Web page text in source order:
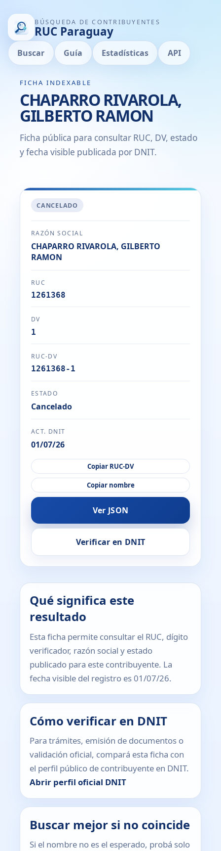
BÚSQUEDA DE CONTRIBUYENTES
RUC Paraguay
Buscar Guía Estadísticas API
FICHA INDEXABLE
CHAPARRO RIVAROLA,
GILBERTO RAMON
Ficha pública para consultar RUC, DV, estado
y fecha visible publicada por DNIT.
CANCELADO
RAZÓN SOCIAL
CHAPARRO RIVAROLA, GILBERTO
RAMON
RUC
1261368
DV
1
RUC-DV
1261368-1
ESTADO
Cancelado
ACT. DNIT
01/07/26
Copiar RUC-DV
Copiar nombre
Ver JSON
Verificar en DNIT
Qué significa este
resultado
Esta ficha permite consultar el RUC, dígito
verificador, razón social y estado
publicado para este contribuyente. La
fecha visible del registro es 01/07/26.
Cómo verificar en DNIT
Para trámites, emisión de documentos o
validación oficial, compará esta ficha con
el perfil público de contribuyente en DNIT.
Abrir perfil oficial DNIT
Buscar mejor si no coincide
Si el nombre no es el esperado, probá solo